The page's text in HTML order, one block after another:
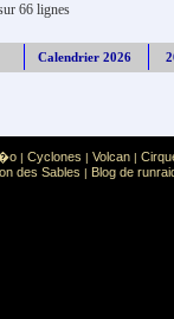
66 lignes
Calendrier 2026
| Cyclones | Volcan |
des Sables | Blog de